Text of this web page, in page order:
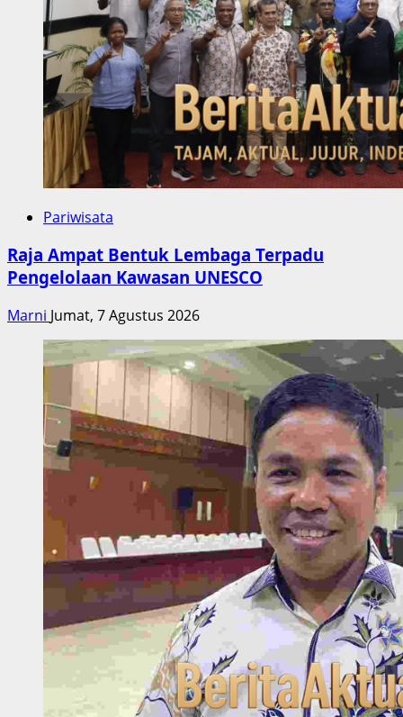
Pariwisata
Raja Ampat Bentuk Lembaga Terpadu
Pengelolaan Kawasan UNESCO
Marni Jumat, 7 Agustus 2026